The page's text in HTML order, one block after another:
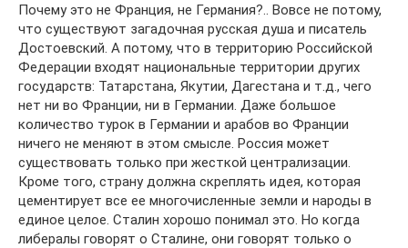
Почему это не Франция, не Германия?.. Вовсе не потому,
что существуют загадочная русская душа и писатель
Достоевский. А потому, что в территорию Российской
Федерации входят национальные территории других
государств: Татарстана, Якутии, Дагестана и т.д., чего
нет ни во Франции, ни в Германии. Даже большое
количество турок в Германии и арабов во Франции
ничего не меняют в этом смысле. Россия может
существовать только при жесткой централизации.
Кроме того, страну должна скреплять идея, которая
цементирует все ее многочисленные земли и народы в
единое целое. Сталин хорошо понимал это. Но когда
либералы говорят о Сталине, они говорят только о